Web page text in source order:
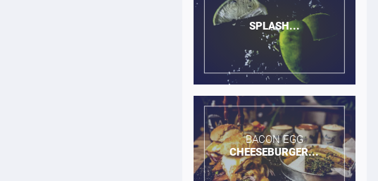
SPLASH...
BACON EGG​
CHEESEBURGER...